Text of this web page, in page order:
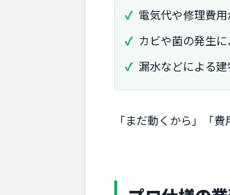
電気代や修理費
カビや菌の発生
漏水などによる
「まだ動くから」「